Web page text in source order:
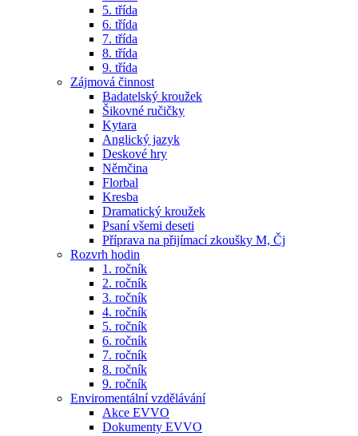
5. třída
6. třída
7. třída
8. třída
9. třída
Zájmová činnost
Badatelský kroužek
Šikovné ručičky
Kytara
Anglický jazyk
Deskové hry
Němčina
Florbal
Kresba
Dramatický kroužek
Psaní všemi deseti
Příprava na přijímací zkoušky M, Čj
Rozvrh hodin
1. ročník
2. ročník
3. ročník
4. ročník
5. ročník
6. ročník
7. ročník
8. ročník
9. ročník
Enviromentální vzdělávání
Akce EVVO
Dokumenty EVVO